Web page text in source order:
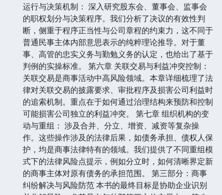
运行与决策机制： 深入研究股东会、董事会、监事会
的职权划分与决策程序。我们分析了决议的有效性判
断，侧重于程序正当性与公司章程的约束力，这不同于
普通民事主体内部意思表示的纯粹理论推导。对于董
事、高管的忠实义务与勤勉义务的认定，也给出了基于
判例的实操标准。 第六章 关联交易与利益冲突控制：
关联交易是商事活动中高风险领域。本章详细梳理了法
律对关联交易的披露要求、审批程序及损害公司利益时
的追索机制。重点在于如何通过治理结构来预防和控制
可能损害公司独立的利益冲突。 第七章 组织机构的变
动与重组： 涉及合并、分立、增资、减资等复杂操
作。这些操作涉及的法律后果，如债务承担、债权人保
护，均是商事法律特有的领域。我们提供了不同重组模
式下的法律风险点提示，例如分立时，如何清晰界定新
的商事主体对原有债务的承担范围。 第三部分：商事
纠纷解决与风险防范 本书的最终目标是协助企业识别